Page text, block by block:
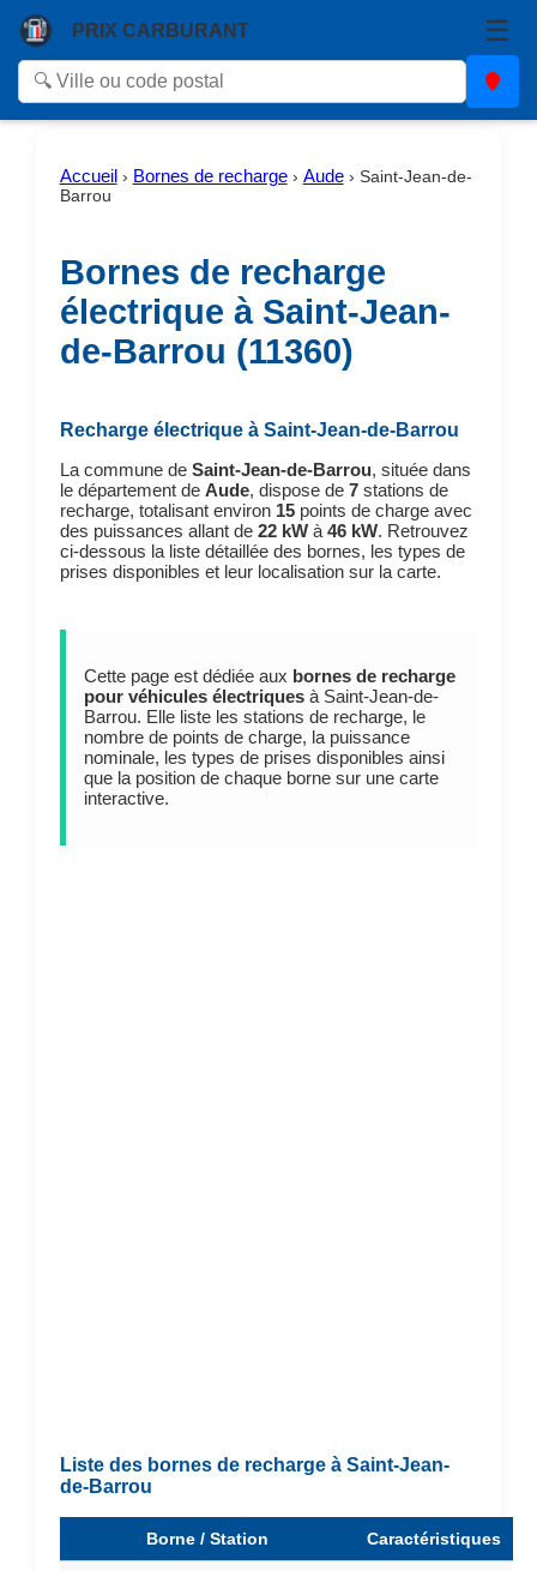
PRIX CARBURANT ☰
Accueil › Bornes de recharge› Aude› Saint-Jean-de-
Barrou
Bornes de recharge
électrique à Saint-Jean-
de-Barrou (11360)
Recharge électrique à Saint-Jean-de-Barrou
La commune de Saint-Jean-de-Barrou, située dans
le département de Aude, dispose de 7stations de
recharge, totalisant environ 15points de charge avec
des puissances allant de 22 kWà 46 kW. Retrouvez
ci-dessous la liste détaillée des bornes, les types de
prises disponibles et leur localisation sur la carte.
Cette page est dédiée aux bornes de recharge
pour véhicules électriquesà Saint-Jean-de-
Barrou. Elle liste les stations de recharge, le
nombre de points de charge, la puissance
nominale, les types de prises disponibles ainsi
que la position de chaque borne sur une carte
interactive.
Liste des bornes de recharge à Saint-Jean-
de-Barrou
Borne / Station Caractéristiques